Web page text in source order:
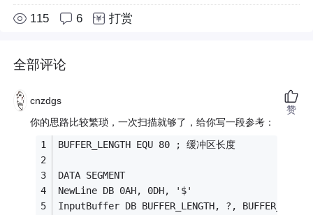
115 6 打赏
全部评论
cnzdgs
你的思路比较繁琐，一次扫描就够了，给你写一段参考：
BUFFER_LENGTH EQU 80 ; 缓冲区长度
DATA SEGMENT
NewLine DB 0AH, 0DH, '$'
InputBuffer DB BUFFER_LENGTH, ?,
赞